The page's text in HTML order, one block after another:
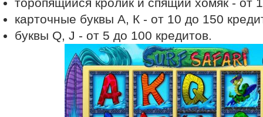
торопящийся кролик и спящий хомяк - от
карточные буквы А, К - от 10 до 150
буквы Q, J - от 5 до 100 кредитов.